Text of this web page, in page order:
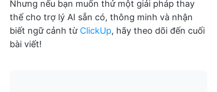
Nhưng nếu bạn muốn thử một giải pháp thay
thế cho trợ lý AI sẵn có, thông minh và nhận
biết ngữ cảnh từ ClickUp, hãy theo dõi đến cuối
bài viết!